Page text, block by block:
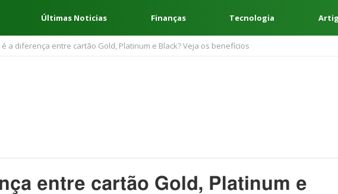
Últimas Noticias Finanças Tecnologia
é a diferença entre cartão Gold, Platinum e Black? Veja os benefícios
entre cartão Gold, Platinum e